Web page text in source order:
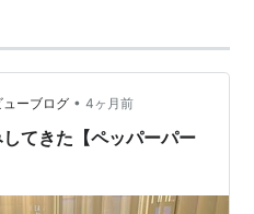
ーブログ • 4ヶ月前
てきた【ペッパーパー